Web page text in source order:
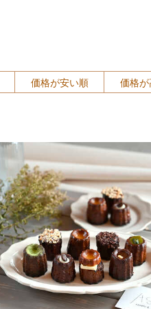
価格が安い順 価格